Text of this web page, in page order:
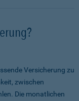
Versicherung zu
zwischen
Die monatlichen